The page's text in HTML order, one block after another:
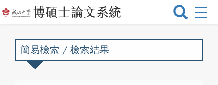
選
換
簡易檢索 / 檢索結果